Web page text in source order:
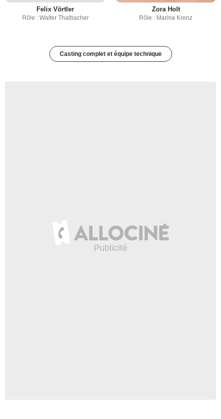
Felix Vörtler
Rôle : Walter Thalbacher
Zora Holt
Rôle : Marina Krenz
Casting complet et équipe technique